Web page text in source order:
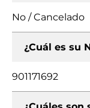
No / Cancelado
¿Cuál es su
901171692